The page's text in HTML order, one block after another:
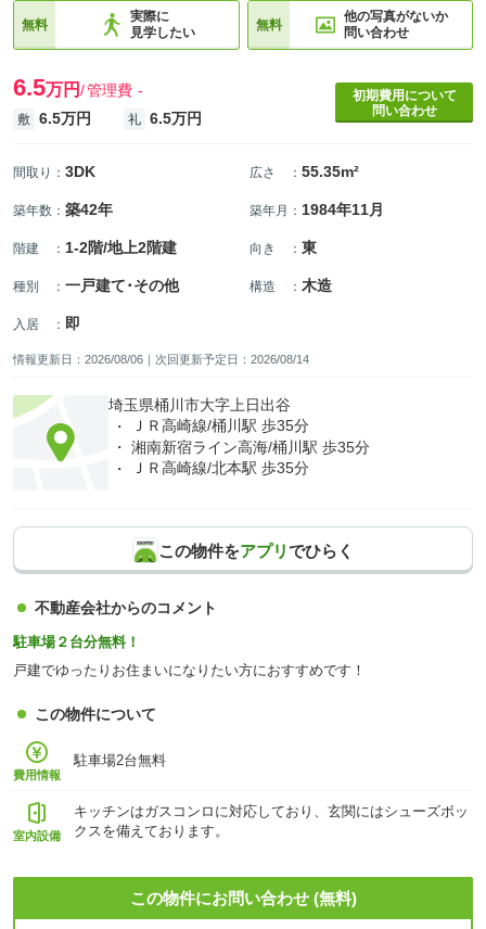
無料
実際に
見学したい
無料
他の写真がないか
問い合わせ
6.5万円 管理費 -
敷 6.5万円 礼 6.5万円
初期費用について
問い合わせ
間取り ： 3DK 広さ ： 55.35m²
築年数 ： 築42年 築年月 ： 1984年11月
階建 ： 1-2階/地上2階建 向き ： 東
種別 ： 一戸建て･その他 構造 ： 木造
入居 ： 即
情報更新日：2026/08/06｜次回更新予定日：2026/08/14
埼玉県桶川市大字上日出谷
ＪＲ高崎線/桶川駅 歩35分
湘南新宿ライン高海/桶川駅 歩35分
ＪＲ高崎線/北本駅 歩35分
この物件をアプリでひらく
不動産会社からのコメント
駐車場２台分無料！
戸建でゆったりお住まいになりたい方におすすめです！
この物件について
費用情報
駐車場2台無料
室内設備
キッチンはガスコンロに対応しており、玄関にはシューズボッ
クスを備えております。
この物件にお問い合わせ (無料)